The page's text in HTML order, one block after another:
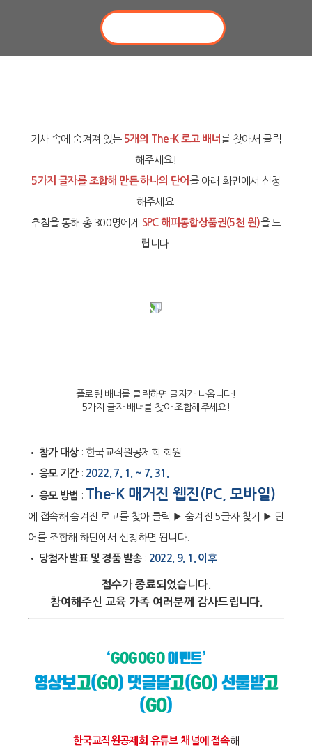
기사 속에 숨겨져 있는 5개의 The-K 로고 배너를 찾아서 클릭
해주세요!
5가지 글자를 조합해 만든 하나의 단어 를 아래 화면에서 신청
해주세요.
추첨을 통해 총 300명에게 SPC 해피통합상품권(5천 원)을 드
립니다.
플로팅 배너를 클릭하면 글자가 나옵니다!
5가지 글자 배너를 찾아 조합해주세요!
• 참가 대상: 한국교직원공제회 회원
• 응모 기간: 2022. 7. 1. ~ 7. 31.
• 응모 방법 : The-K 매거진 웹진(PC, 모바일)
에 접속해 숨겨진 로고를 찾아 클릭 ▶ 숨겨진 5글자 찾기 ▶ 단
어를 조합해 하단에서 신청하면 됩니다.
• 당첨자 발표 및 경품 발송: 2022. 9. 1. 이후
접수가 종료되었습니다.
참여해주신 교육 가족 여러분께 감사드립니다.
‘GOGOGO이벤트’
영상보고(GO) 댓글달고(GO) 선물받고
(GO)
한국교직원공제회 유튜브 채널에 접속해